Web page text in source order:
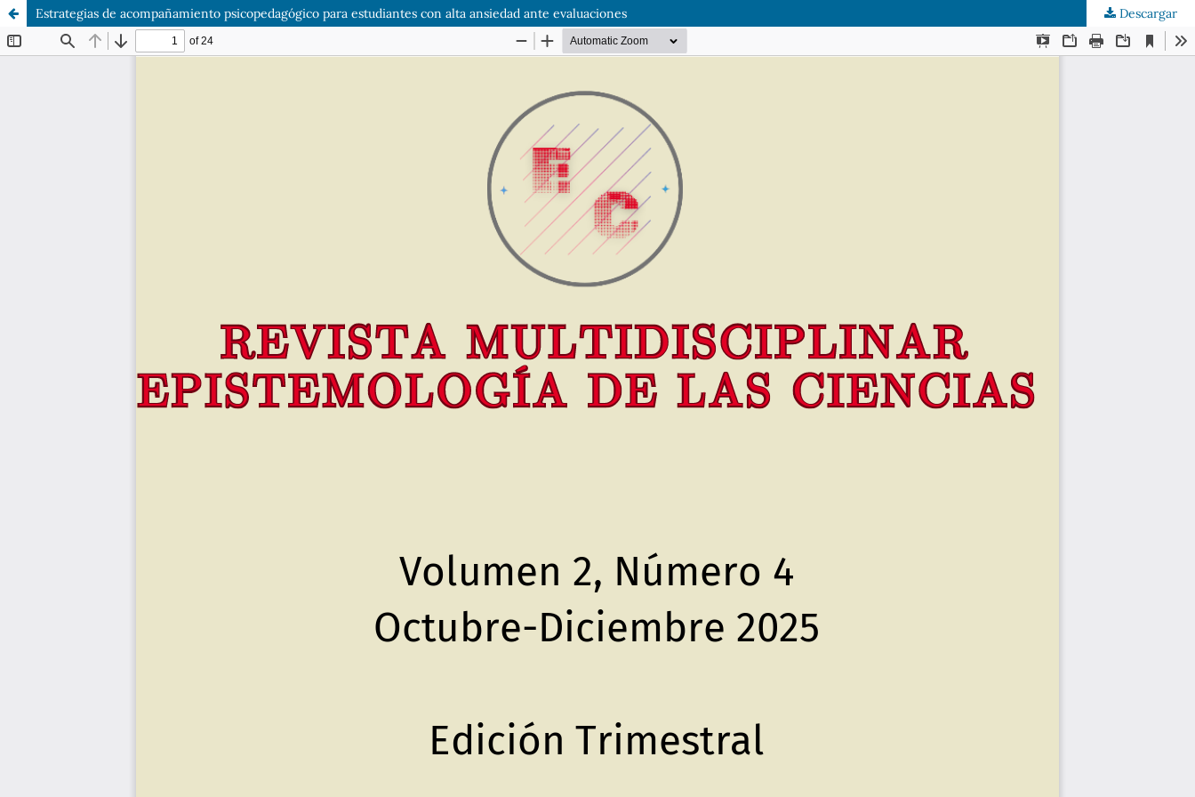
Estrategias de acompañamiento psicopedagógico para estudiantes con alta ansiedad ante evaluaciones Descargar